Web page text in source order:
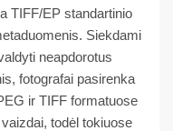
TIFF/EP standartinio
Siekdami
neapdorotus
fotografai pasirenka
ir TIFF formatuose
todėl tokiuose